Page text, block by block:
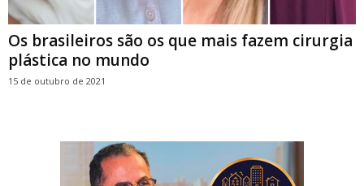
Os brasileiros são os que mais fazem cirurgia
plástica no mundo
15 de outubro de 2021